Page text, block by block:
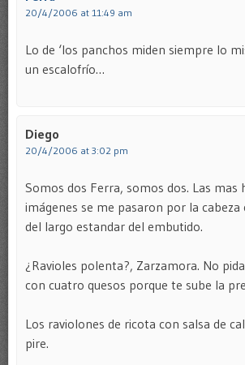
20/4/2006 at 11:49 am
Lo de ‘los panchos miden siempre lo
un escalofrío…
Diego
20/4/2006 at 3:02 pm
Somos dos Ferra, somos dos. Las mas
imágenes se me pasaron por la cabeza
del largo estandar del embutido.
¿Ravioles polenta?, Zarzamora. No
con cuatro quesos porque te sube la
Los raviolones de ricota con salsa de
pire.